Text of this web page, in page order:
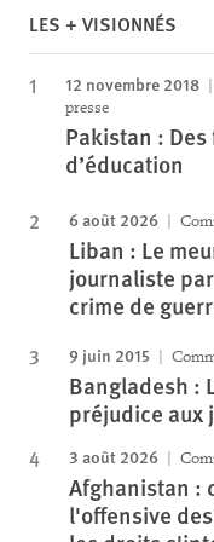
LES + VISIONNÉS
12 novembre 2018
presse
Pakistan :
d’éducation
6 août 2026
Liban : Le
journaliste
crime de
9 juin 2015
Bangladesh :
préjudice aux
3 août 2026
Afghanistan :
l'offensive